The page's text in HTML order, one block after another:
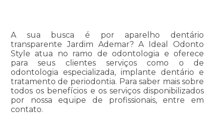
A sua busca é por aparelho dentário
transparente Jardim Ademar? A Ideal Odonto
Style atua no ramo de odontologia e oferece
para seus clientes serviços como o de
odontologia especializada, implante dentário e
tratamento de periodontia. Para saber mais sobre
todos os benefícios e os serviços disponibilizados
por nossa equipe de profissionais, entre em
contato.